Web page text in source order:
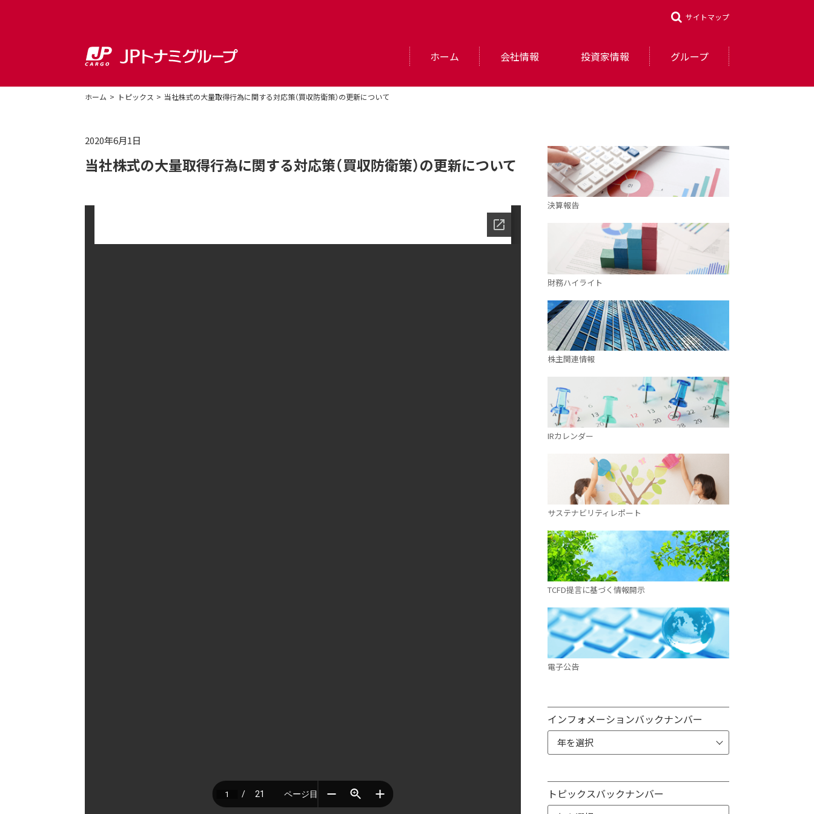
サイトマップ
ホーム 会社情報 投資家情報 グループ
ホーム トピックス 当社株式の大量取得行為に関する対応策（買収防衛策）の更新について
2020年6月1日
当社株式の大量取得行為に関する対応策（買収防衛策）の更新について
決算報告
財務ハイライト
株主関連情報
IRカレンダー
サステナビリティレポート
TCFD提言に基づく情報開示
電子公告
インフォメーションバックナンバー
トピックスバックナンバー